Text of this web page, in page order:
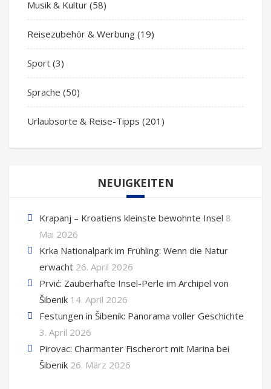
Musik & Kultur (58)
Reisezubehör & Werbung (19)
Sport (3)
Sprache (50)
Urlaubsorte & Reise-Tipps (201)
NEUIGKEITEN
Krapanj – Kroatiens kleinste bewohnte Insel 8.
Mai 2026
Krka Nationalpark im Frühling: Wenn die Natur
erwacht 26. April 2026
Prvić: Zauberhafte Insel-Perle im Archipel von
Šibenik 14. April 2026
Festungen in Šibenik: Panorama voller Geschichte
3. April 2026
Pirovac: Charmanter Fischerort mit Marina bei
Šibenik 26. März 2026